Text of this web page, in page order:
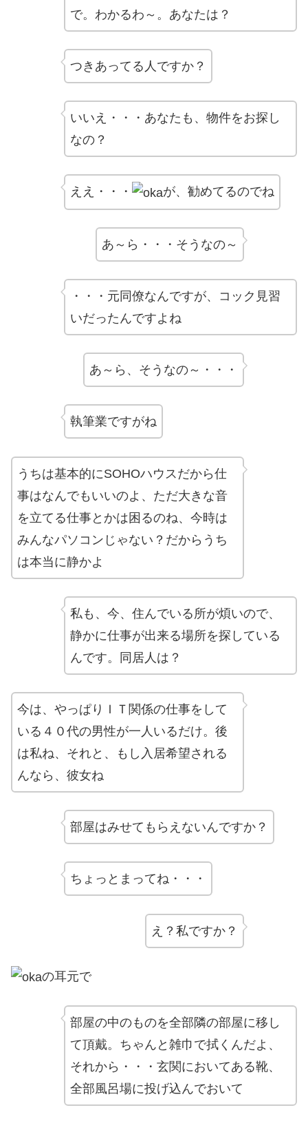
で。わかるわ～。あなたは？
つきあってる人ですか？
いいえ・・・あなたも、物件をお探し
なの？
ええ・・・ が、勧めてるのでね
あ～ら・・・そうなの～
・・・元同僚なんですが、コック見習
いだったんですよね
あ～ら、そうなの～・・・
執筆業ですがね
うちは基本的にSOHOハウスだから仕
事はなんでもいいのよ、ただ大きな音
を立てる仕事とかは困るのね、今時は
みんなパソコンじゃない？だからうち
は本当に静かよ
私も、今、住んでいる所が煩いので、
静かに仕事が出来る場所を探している
んです。同居人は？
今は、やっぱりＩＴ関係の仕事をして
いる４０代の男性が一人いるだけ。後
は私ね、それと、もし入居希望される
んなら、彼女ね
部屋はみせてもらえないんですか？
ちょっとまってね・・・
え？私ですか？
の耳元で
部屋の中のものを全部隣の部屋に移し
て頂戴。ちゃんと雑巾で拭くんだよ、
それから・・・玄関においてある靴、
全部風呂場に投げ込んでおいて